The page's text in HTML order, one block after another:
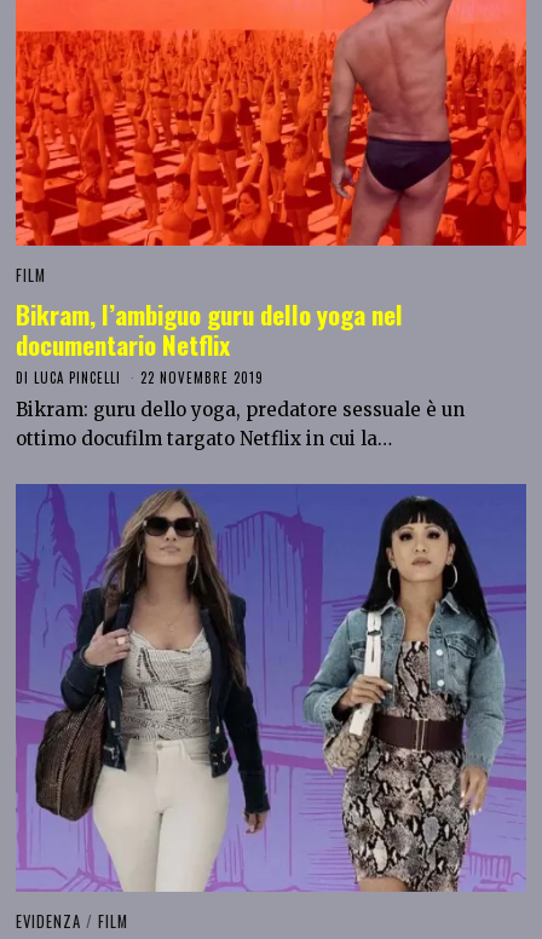
FILM
Bikram, l’ambiguo guru dello yoga nel
documentario Netflix
DILUCA PINCELLI 22 NOVEMBRE 2019
Bikram: guru dello yoga, predatore sessuale è un
ottimo docufilm targato Netflix in cui la…
EVIDENZA / FILM